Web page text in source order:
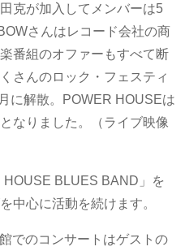
克が加入してメンバーは5
さんはレコード会社の商
番組のオファーもすべて断
さんのロック・フェスティ
に解散。POWER HOUSEは
なりました。（ライブ映像
BLUES BAND」を
中心に活動を続けます。
でのコンサートはゲストの